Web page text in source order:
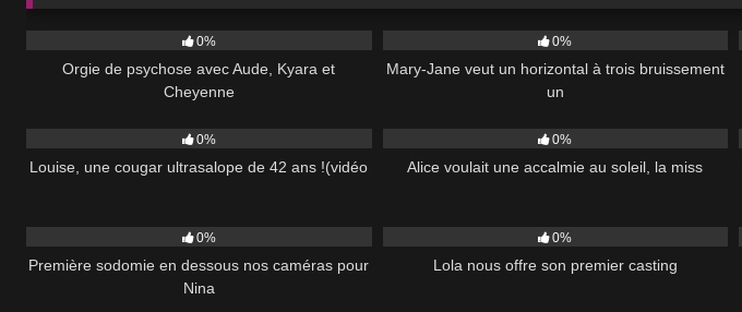
0%
Orgie de psychose avec Aude, Kyara et
Cheyenne
0%
Mary-Jane veut un horizontal à trois bruissement
un
0%
Louise, une cougar ultrasalope de 42 ans !(vidéo
0%
Alice voulait une accalmie au soleil, la miss
0%
Première sodomie en dessous nos caméras pour
Nina
0%
Lola nous offre son premier casting